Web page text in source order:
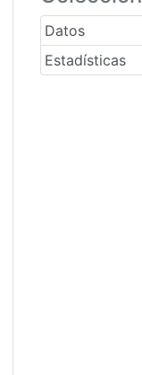
Datos
Estadísticas